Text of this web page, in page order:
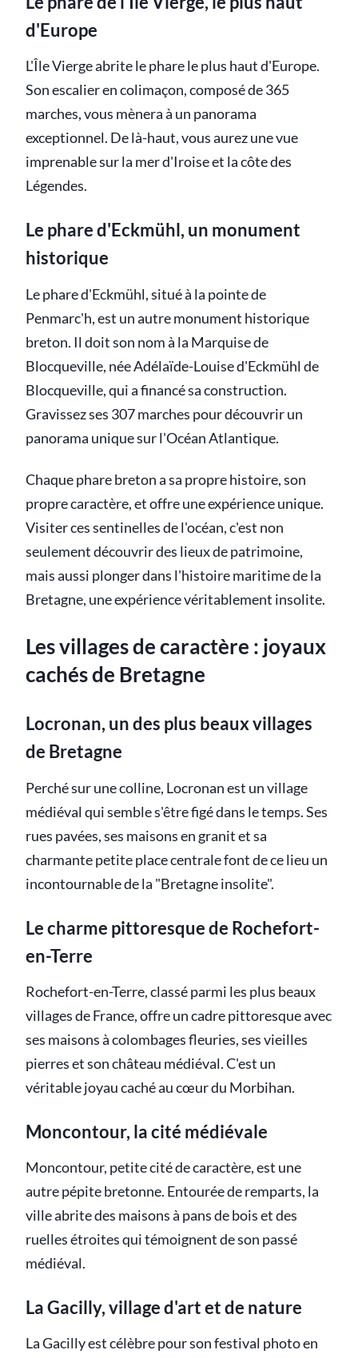
d'Europe
L'Île Vierge abrite le phare le plus haut d'Europe.
Son escalier en colimaçon, composé de 365
marches, vous mènera à un panorama
exceptionnel. De là-haut, vous aurez une vue
imprenable sur la mer d'Iroise et la côte des
Légendes.
Le phare d'Eckmühl, un monument
historique
Le phare d'Eckmühl, situé à la pointe de
Penmarc'h, est un autre monument historique
breton. Il doit son nom à la Marquise de
Blocqueville, née Adélaïde-Louise d'Eckmühl de
Blocqueville, qui a financé sa construction.
Gravissez ses 307 marches pour découvrir un
panorama unique sur l'Océan Atlantique.
Chaque phare breton a sa propre histoire, son
propre caractère, et offre une expérience unique.
Visiter ces sentinelles de l'océan, c'est non
seulement découvrir des lieux de patrimoine,
mais aussi plonger dans l'histoire maritime de la
Bretagne, une expérience véritablement insolite.
Les villages de caractère : joyaux
cachés de Bretagne
Locronan, un des plus beaux villages
de Bretagne
Perché sur une colline, Locronan est un village
médiéval qui semble s'être figé dans le temps. Ses
rues pavées, ses maisons en granit et sa
charmante petite place centrale font de ce lieu un
incontournable de la "Bretagne insolite".
Le charme pittoresque de Rochefort-
en-Terre
Rochefort-en-Terre, classé parmi les plus beaux
villages de France, offre un cadre pittoresque avec
ses maisons à colombages fleuries, ses vieilles
pierres et son château médiéval. C'est un
véritable joyau caché au cœur du Morbihan.
Moncontour, la cité médiévale
Moncontour, petite cité de caractère, est une
autre pépite bretonne. Entourée de remparts, la
ville abrite des maisons à pans de bois et des
ruelles étroites qui témoignent de son passé
médiéval.
La Gacilly, village d'art et de nature
La Gacilly est célèbre pour son festival photo en